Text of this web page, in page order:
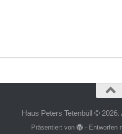
Haus Peters Tetenbüll ©
Präsentiert von - Entworfen